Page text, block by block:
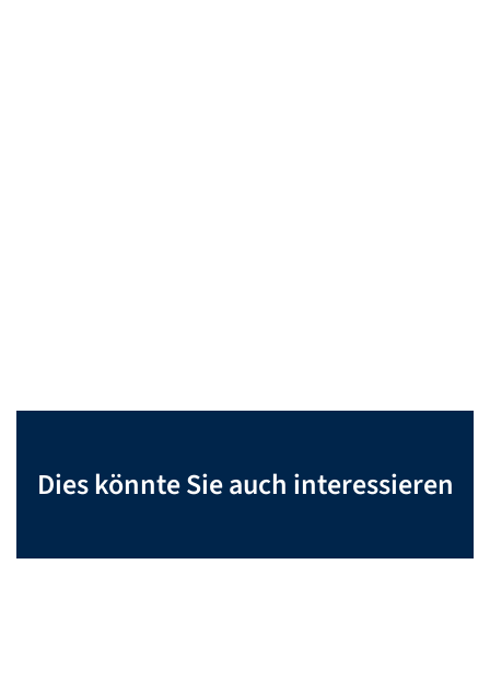
Dies könnte Sie auch interessieren